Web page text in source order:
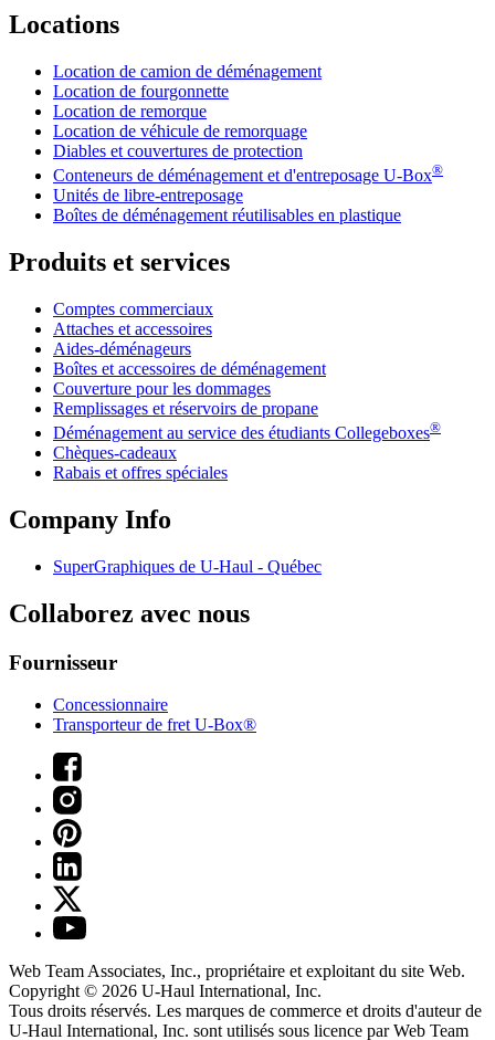
Locations
Location de camion de déménagement
Location de fourgonnette
Location de remorque
Location de véhicule de remorquage
Diables et couvertures de protection
Conteneurs de déménagement et d'entreposage U-Box®
Unités de libre-entreposage
Boîtes de déménagement réutilisables en plastique
Produits et services
Comptes commerciaux
Attaches et accessoires
Aides-déménageurs
Boîtes et accessoires de déménagement
Couverture pour les dommages
Remplissages et réservoirs de propane
Déménagement au service des étudiants Collegeboxes®
Chèques-cadeaux
Rabais et offres spéciales
Company Info
SuperGraphiques de U-Haul - Québec
Collaborez avec nous
Fournisseur
Concessionnaire
Transporteur de fret U-Box®
Web Team Associates, Inc., propriétaire et exploitant du site Web.
Copyright © 2026 U-Haul International, Inc.
Tous droits réservés. Les marques de commerce et droits d'auteur de
U-Haul International, Inc. sont utilisés sous licence par Web Team